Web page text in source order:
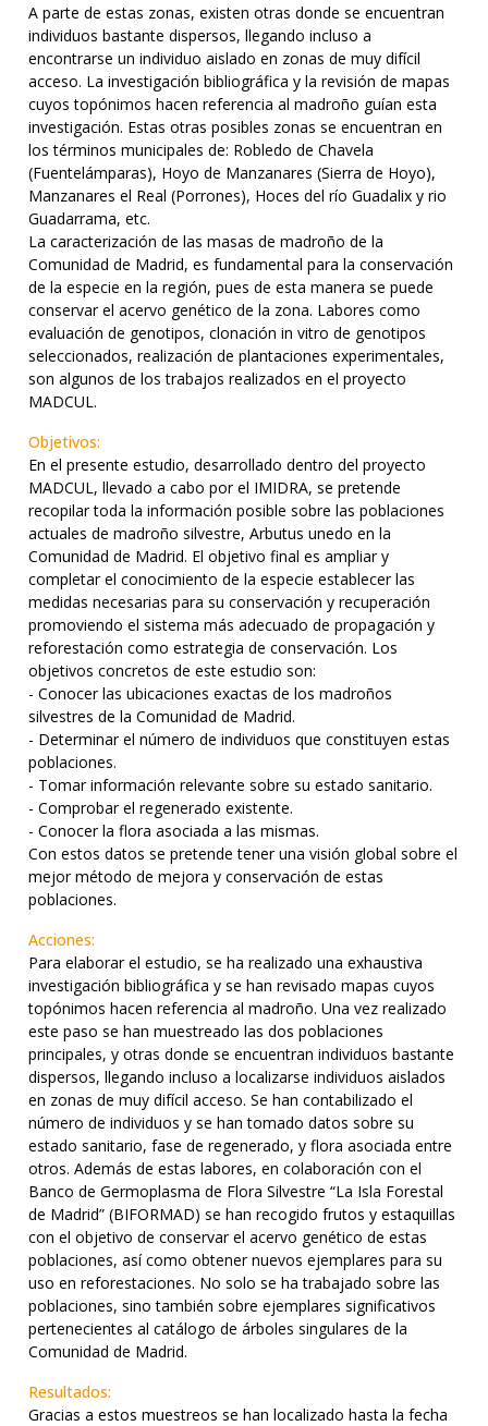
A parte de estas zonas, existen otras donde se encuentran
individuos bastante dispersos, llegando incluso a
encontrarse un individuo aislado en zonas de muy difícil
acceso. La investigación bibliográfica y la revisión de mapas
cuyos topónimos hacen referencia al madroño guían esta
investigación. Estas otras posibles zonas se encuentran en
los términos municipales de: Robledo de Chavela
(Fuentelámparas), Hoyo de Manzanares (Sierra de Hoyo),
Manzanares el Real (Porrones), Hoces del río Guadalix y rio
Guadarrama, etc.
La caracterización de las masas de madroño de la
Comunidad de Madrid, es fundamental para la conservación
de la especie en la región, pues de esta manera se puede
conservar el acervo genético de la zona. Labores como
evaluación de genotipos, clonación in vitro de genotipos
seleccionados, realización de plantaciones experimentales,
son algunos de los trabajos realizados en el proyecto
MADCUL.
Objetivos:
En el presente estudio, desarrollado dentro del proyecto
MADCUL, llevado a cabo por el IMIDRA, se pretende
recopilar toda la información posible sobre las poblaciones
actuales de madroño silvestre, Arbutus unedo en la
Comunidad de Madrid. El objetivo final es ampliar y
completar el conocimiento de la especie establecer las
medidas necesarias para su conservación y recuperación
promoviendo el sistema más adecuado de propagación y
reforestación como estrategia de conservación. Los
objetivos concretos de este estudio son:
- Conocer las ubicaciones exactas de los madroños
silvestres de la Comunidad de Madrid.
- Determinar el número de individuos que constituyen estas
poblaciones.
- Tomar información relevante sobre su estado sanitario.
- Comprobar el regenerado existente.
- Conocer la flora asociada a las mismas.
Con estos datos se pretende tener una visión global sobre el
mejor método de mejora y conservación de estas
poblaciones.
Acciones:
Para elaborar el estudio, se ha realizado una exhaustiva
investigación bibliográfica y se han revisado mapas cuyos
topónimos hacen referencia al madroño. Una vez realizado
este paso se han muestreado las dos poblaciones
principales, y otras donde se encuentran individuos bastante
dispersos, llegando incluso a localizarse individuos aislados
en zonas de muy difícil acceso. Se han contabilizado el
número de individuos y se han tomado datos sobre su
estado sanitario, fase de regenerado, y flora asociada entre
otros. Además de estas labores, en colaboración con el
Banco de Germoplasma de Flora Silvestre “La Isla Forestal
de Madrid” (BIFORMAD) se han recogido frutos y estaquillas
con el objetivo de conservar el acervo genético de estas
poblaciones, así como obtener nuevos ejemplares para su
uso en reforestaciones. No solo se ha trabajado sobre las
poblaciones, sino también sobre ejemplares significativos
pertenecientes al catálogo de árboles singulares de la
Comunidad de Madrid.
Resultados:
Gracias a estos muestreos se han localizado hasta la fecha